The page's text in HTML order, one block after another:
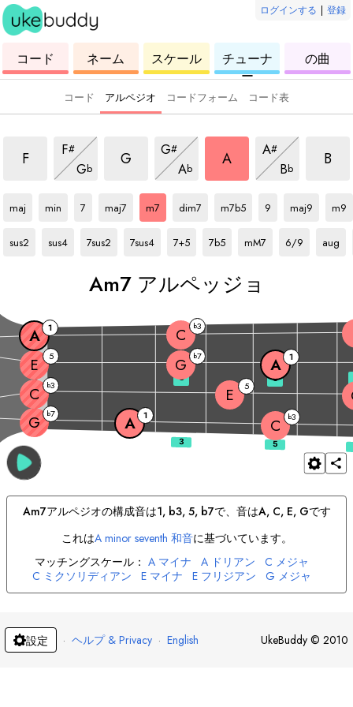
ログインする | 登録
ク
レ
コード
コ
ー
ド
ネーム
ウ
ク
レ
レ
スケール
ク
レ
レ
チューナ
ー
ク
レ
の曲
コード アルペジオ コードフォーム コード表
F
m7 アルペッジョ
F#
m7 アルペッジョ
Gb
m7 アルペッジョ
G
m7 アルペッジョ
G#
m7 アルペッジョ
Ab
m7 アルペッジョ
A
m7 アルペッジョ
A#
m7 アルペッジョ
Bb
m7 アルペッ
B
maj
min
7
maj7
m7
アルペッジョ
dim7
アルペッジョ
A
m7b5
アルペッジョ
9
maj9
m9
sus2
sus4
7sus2
アルペッジョ
7sus4
アルペッジョ
7+5
7b5
mM7
6/9
aug
Am7 アルペッジョ
G b7 A 1 C b3
C b3 E 5
E 5 G b7 A 1
A 1 C b3
3 5
Am7アルペジオの構成音は1, b3, 5, b7で、音はA, C, E, Gです
これはAminor seventh 和音に基づいています。
マッチングスケール： A マイナ A ドリアン C メジャ
C ミクソリディアン E マイナ E フリジアン G メジャ
G ドリアン
設定 · ヘルプ & Privacy · English UkeBuddy © 2010